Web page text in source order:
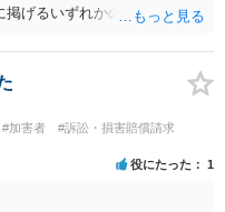
げるいずれかの行為をした
た者に限る。）は、一年以
する。 一 威迫し、偽計を用
の他の利益を供与し、又は
すること。 2前項の罪を犯
満の者と面会をした者は、
#加害者
#訴訟・損害賠償請求
役にたった 1